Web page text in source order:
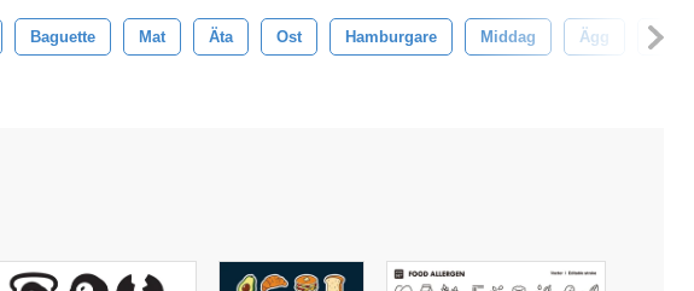
Baguette Mat Äta Ost Hamburgare Middag Ägg